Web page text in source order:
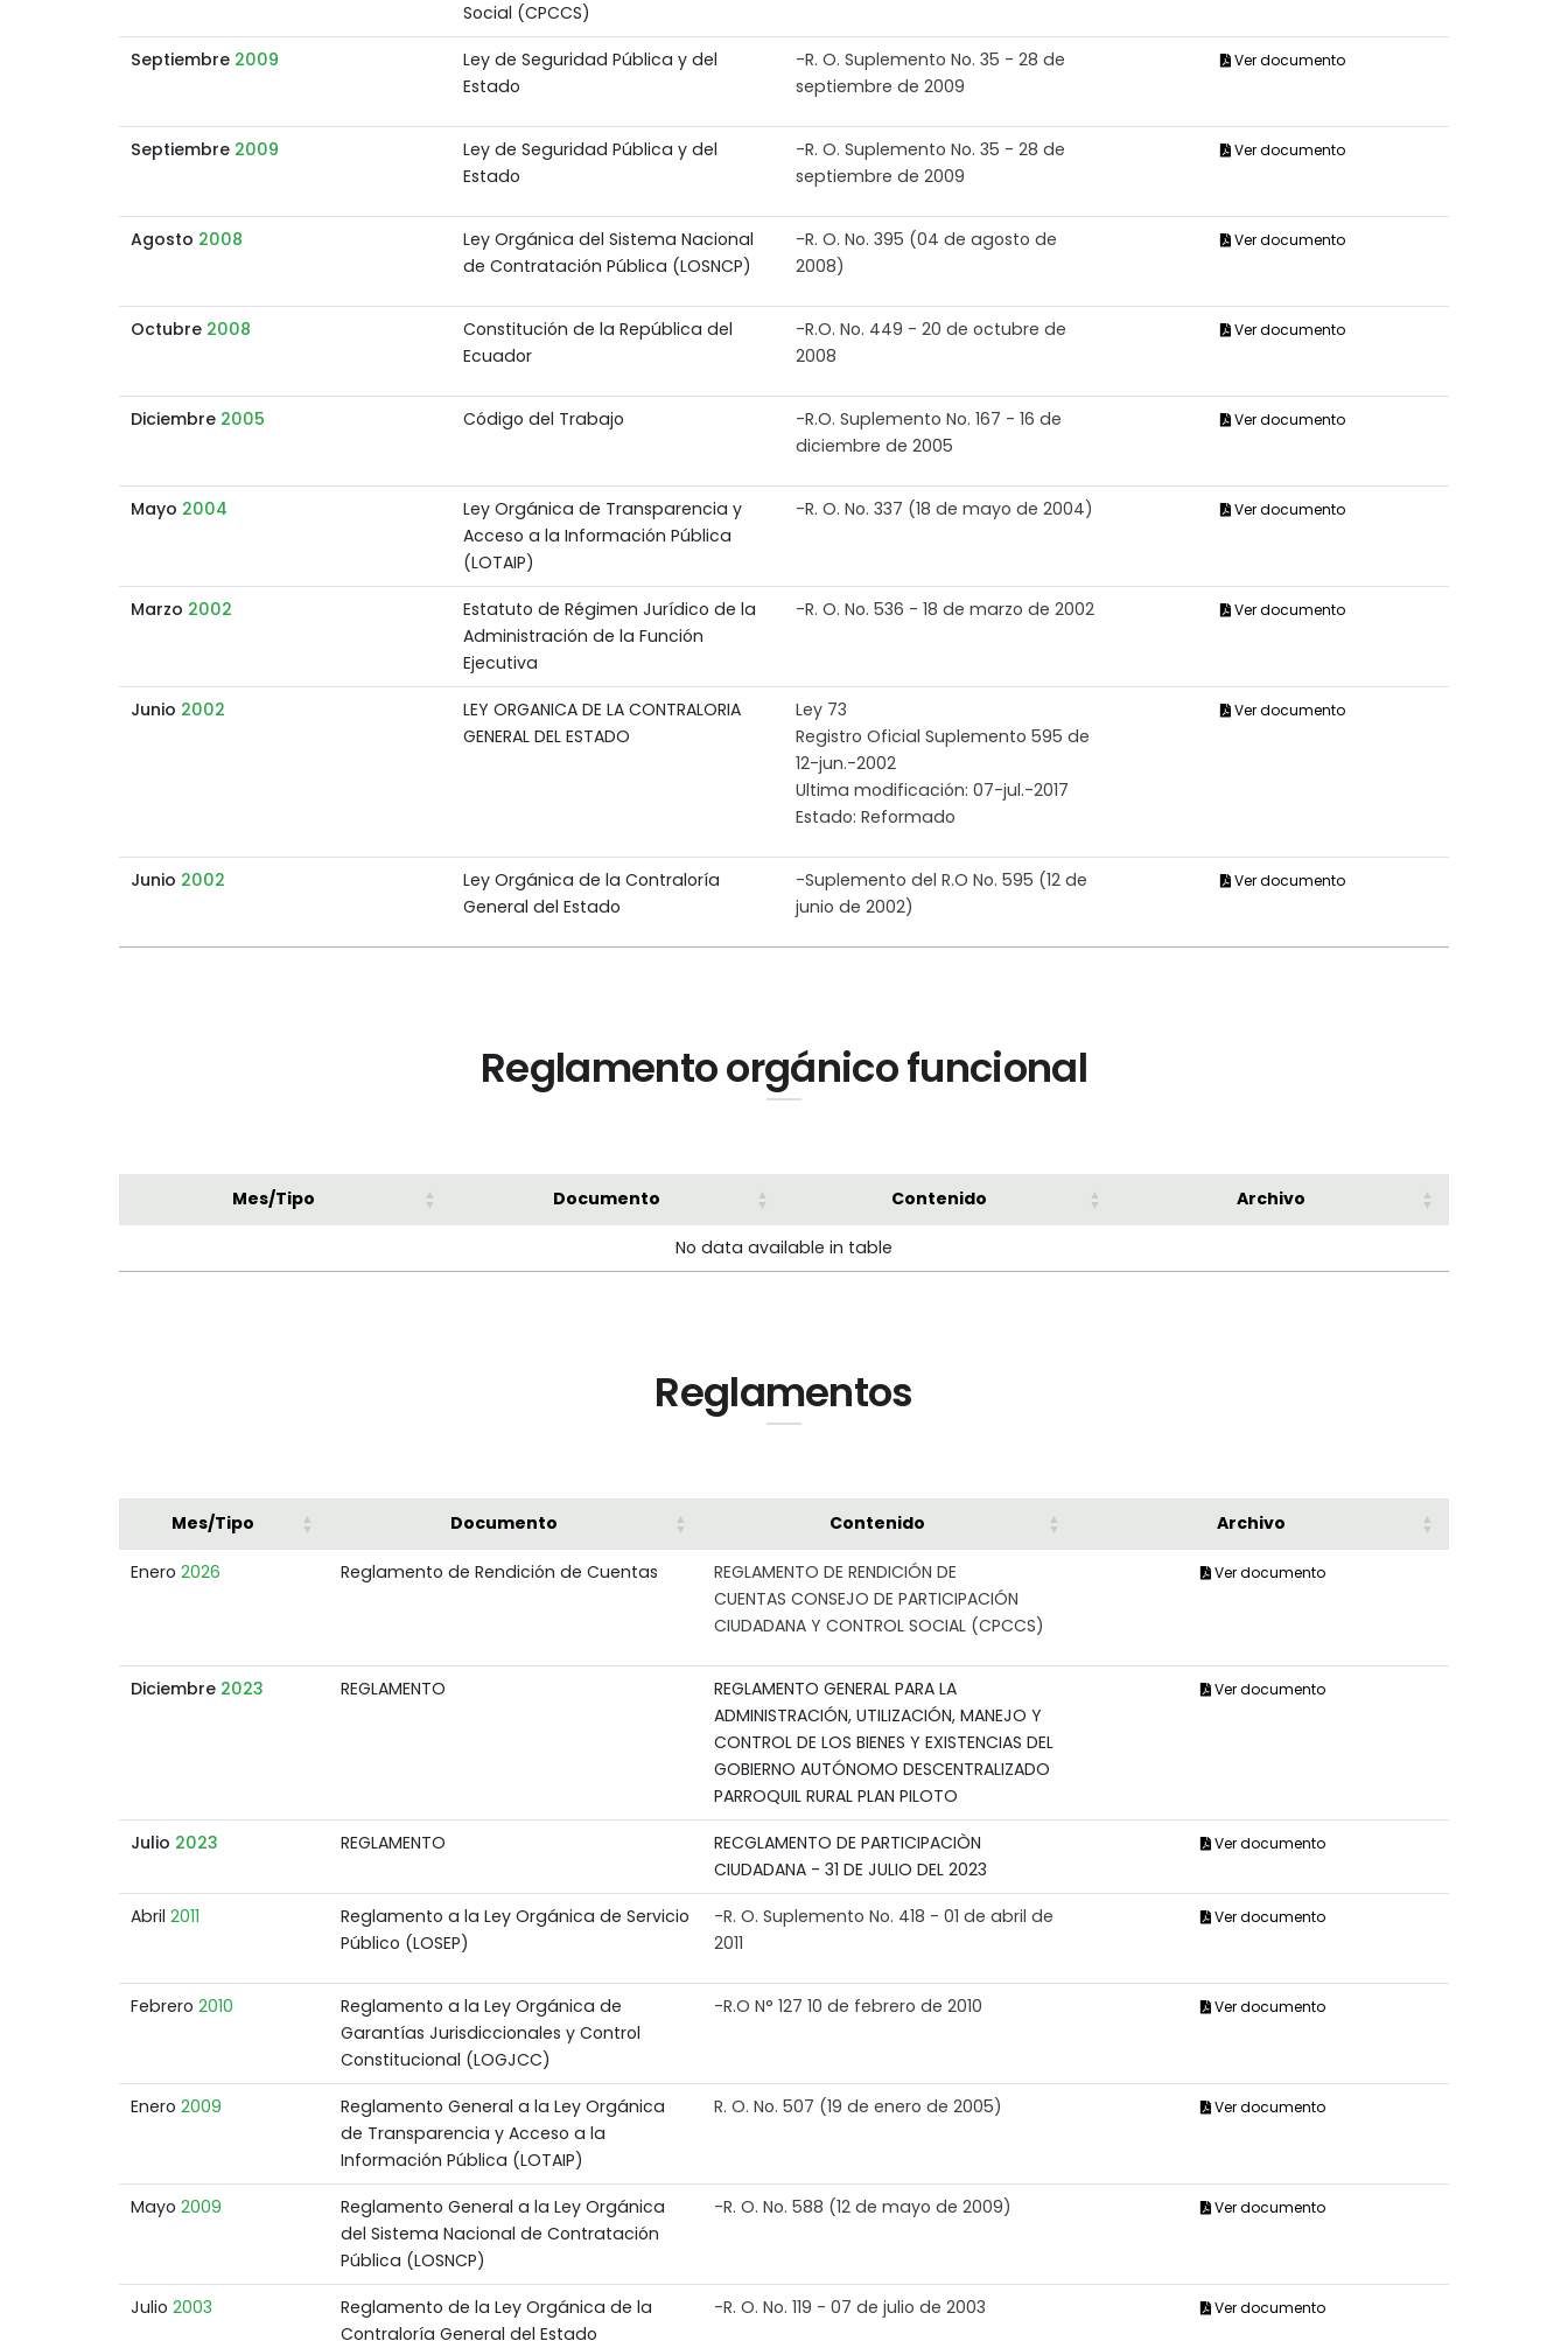
Social (CPCCS)
Septiembre 2009
Ley de Seguridad Pública y del
Estado
-R. O. Suplemento No. 35 - 28 de
septiembre de 2009
Ver documento
Septiembre 2009
Ley de Seguridad Pública y del
Estado
-R. O. Suplemento No. 35 - 28 de
septiembre de 2009
Ver documento
Agosto 2008
Ley Orgánica del Sistema Nacional
de Contratación Pública (LOSNCP)
-R. O. No. 395 (04 de agosto de
2008)
Ver documento
Octubre 2008
Constitución de la República del
Ecuador
-R.O. No. 449 - 20 de octubre de
2008
Ver documento
Diciembre 2005 Código del Trabajo
-R.O. Suplemento No. 167 - 16 de
diciembre de 2005
Ver documento
Mayo 2004
Ley Orgánica de Transparencia y
Acceso a la Información Pública
(LOTAIP)
-R. O. No. 337 (18 de mayo de 2004) Ver documento
Marzo 2002
Estatuto de Régimen Jurídico de la
Administración de la Función
Ejecutiva
-R. O. No. 536 - 18 de marzo de 2002 Ver documento
Junio 2002
LEY ORGANICA DE LA CONTRALORIA
GENERAL DEL ESTADO
Ley 73
Registro Oficial Suplemento 595 de
12-jun.-2002
Ultima modificación: 07-jul.-2017
Estado: Reformado
Ver documento
Junio 2002
Ley Orgánica de la Contraloría
General del Estado
-Suplemento del R.O No. 595 (12 de
junio de 2002)
Ver documento
Reglamento orgánico funcional
Mes/Tipo Documento Contenido Archivo
No data available in table
Reglamentos
Mes/Tipo Documento Contenido Archivo
Enero 2026 Reglamento de Rendición de Cuentas
REGLAMENTO DE RENDICIÓN DE
CUENTAS CONSEJO DE PARTICIPACIÓN
CIUDADANA Y CONTROL SOCIAL (CPCCS)
Ver documento
Diciembre 2023 REGLAMENTO
REGLAMENTO GENERAL PARA LA
ADMINISTRACIÓN, UTILIZACIÓN, MANEJO Y
CONTROL DE LOS BIENES Y EXISTENCIAS DEL
GOBIERNO AUTÓNOMO DESCENTRALIZADO
PARROQUIL RURAL PLAN PILOTO
Ver documento
Julio 2023 REGLAMENTO
RECGLAMENTO DE PARTICIPACIÒN
CIUDADANA - 31 DE JULIO DEL 2023
Ver documento
Abril 2011
Reglamento a la Ley Orgánica de Servicio
Público (LOSEP)
-R. O. Suplemento No. 418 - 01 de abril de
2011
Ver documento
Febrero 2010
Reglamento a la Ley Orgánica de
Garantías Jurisdiccionales y Control
Constitucional (LOGJCC)
-R.O N° 127 10 de febrero de 2010 Ver documento
Enero 2009
Reglamento General a la Ley Orgánica
de Transparencia y Acceso a la
Información Pública (LOTAIP)
R. O. No. 507 (19 de enero de 2005) Ver documento
Mayo 2009
Reglamento General a la Ley Orgánica
del Sistema Nacional de Contratación
Pública (LOSNCP)
-R. O. No. 588 (12 de mayo de 2009) Ver documento
Julio 2003
Reglamento de la Ley Orgánica de la
Contraloría General del Estado
-R. O. No. 119 - 07 de julio de 2003 Ver documento